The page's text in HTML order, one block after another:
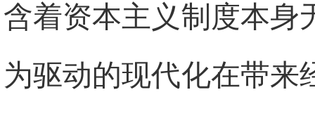
含着资本主义制度本身
为驱动的现代化在带来